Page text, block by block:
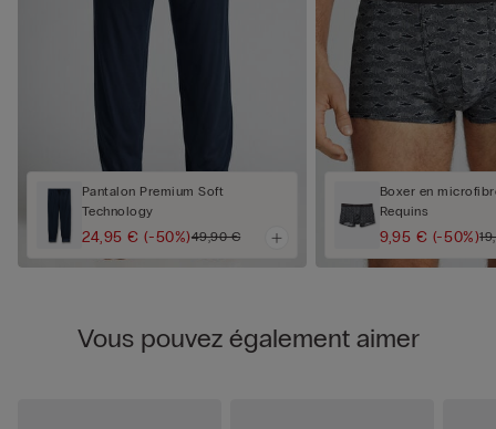
Pantalon Premium Soft
Technology
24,95 €(-50%)49,90 €
Boxer en
Requins
9,95 € (-50%)
Vous pouvez également aimer